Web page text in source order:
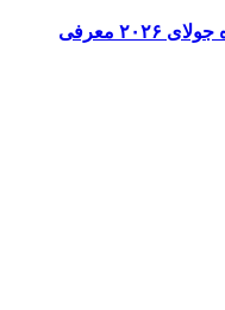
بازی‌های جدید پلی استیشن پلاس در ماه جولای ۲۰۲۶ معرفی